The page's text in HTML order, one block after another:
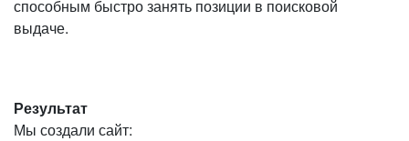
способным быстро занять позиции в поисковой
выдаче.
Результат
Мы создали сайт: